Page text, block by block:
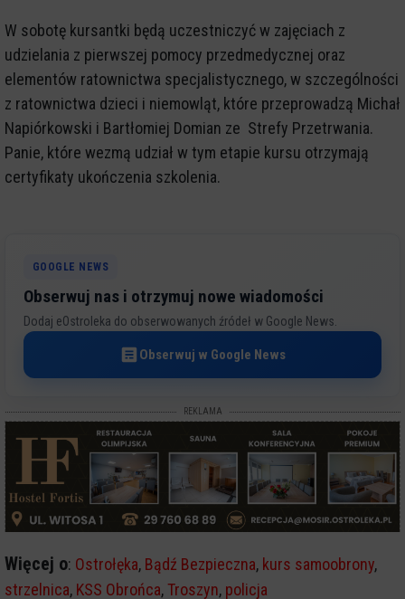
W sobotę kursantki będą uczestniczyć w zajęciach z
udzielania z pierwszej pomocy przedmedycznej oraz
elementów ratownictwa specjalistycznego, w szczególności
z ratownictwa dzieci i niemowląt, które przeprowadzą Michał
Napiórkowski i Bartłomiej Domian ze Strefy Przetrwania.
Panie, które wezmą udział w tym etapie kursu otrzymają
certyfikaty ukończenia szkolenia.
GOOGLE NEWS
Obserwuj nas i otrzymuj nowe wiadomości
Dodaj eOstroleka do obserwowanych źródeł w Google News.
Obserwuj w Google News
REKLAMA
Więcej o: Ostrołęka, Bądź Bezpieczna, kurs samoobrony,
strzelnica, KSS Obrońca,Troszyn, policja